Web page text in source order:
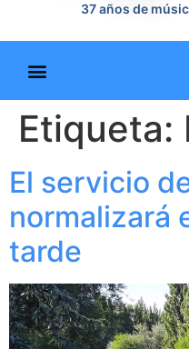
37 años de
Etiqueta:
El servicio
normalizará
tarde